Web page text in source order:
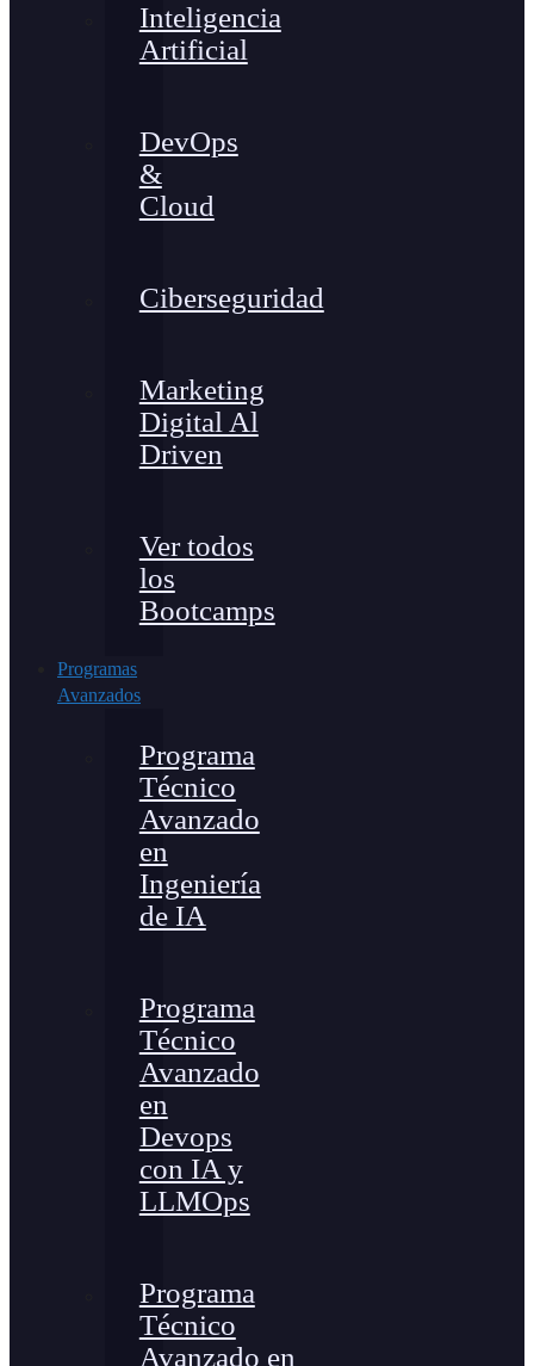
Inteligencia
Artificial
DevOps
&
Cloud
Ciberseguridad
Marketing
Digital Al
Driven
Ver todos
los
Bootcamps
Programas
Avanzados
Programa
Técnico
Avanzado
en
Ingeniería
de IA
Programa
Técnico
Avanzado
en
Devops
con IA y
LLMOps
Programa
Técnico
Avanzado en